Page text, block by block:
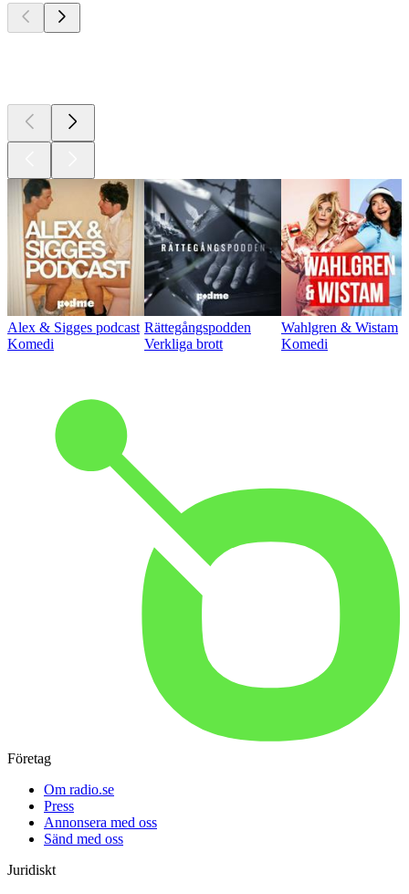
Alex & Sigges podcast
Komedi
Rättegångspodden
Verkliga brott
Wahlgren & Wistam
Komedi
Företag
Om radio.se
Press
Annonsera med oss
Sänd med oss
Juridiskt